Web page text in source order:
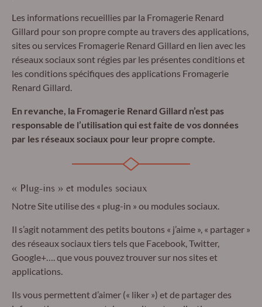
Les informations recueillies par la Fromagerie Renard
Gillard pour son propre compte au travers des applications,
sites ou services Fromagerie Renard Gillard en lien avec les
réseaux sociaux sont régies par les présentes conditions et
les conditions spécifiques des applications Fromagerie
Renard Gillard.
En revanche, la Fromagerie Renard Gillard n’est pas
responsable de l’utilisation qui est faite de vos données
par les réseaux sociaux pour leur propre compte.
« Plug-ins » et modules sociaux
Notre Site utilise des « plug-in » ou modules sociaux.
Il s’agit notamment des petits boutons « j’aime », « partager »
des réseaux sociaux tiers tels que Facebook, Twitter,
Google+…. que vous pouvez trouver sur nos sites et
applications.
Ils vous permettent d’aimer (« liker ») et de partager des